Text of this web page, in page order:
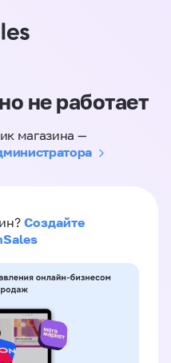
не работает
магазина —
Создайте